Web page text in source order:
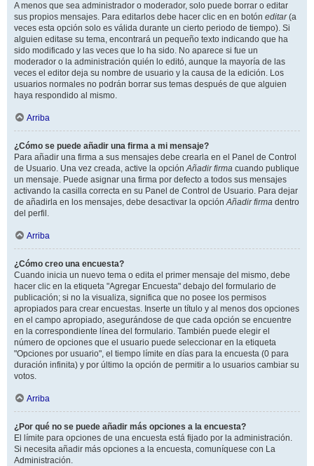
A menos que sea administrador o moderador, solo puede borrar o editar
sus propios mensajes. Para editarlos debe hacer clic en en botón editar(a
veces esta opción solo es válida durante un cierto periodo de tiempo). Si
alguien editase su tema, encontrará un pequeño texto indicando que ha
sido modificado y las veces que lo ha sido. No aparece si fue un
moderador o la administración quién lo editó, aunque la mayoría de las
veces el editor deja su nombre de usuario y la causa de la edición. Los
usuarios normales no podrán borrar sus temas después de que alguien
haya respondido al mismo.
Arriba
¿Cómo se puede añadir una firma a mi mensaje?
Para añadir una firma a sus mensajes debe crearla en el Panel de Control
de Usuario. Una vez creada, active la opciónAñadir firma cuando publique
un mensaje. Puede asignar una firma por defecto a todos sus mensajes
activando la casilla correcta en su Panel de Control de Usuario. Para dejar
de añadirla en los mensajes, debe desactivar la opciónAñadir firma dentro
del perfil.
Arriba
¿Cómo creo una encuesta?
Cuando inicia un nuevo tema o edita el primer mensaje del mismo, debe
hacer clic en la etiqueta "Agregar Encuesta" debajo del formulario de
publicación; si no la visualiza, significa que no posee los permisos
apropiados para crear encuestas. Inserte un título y al menos dos opciones
en el campo apropiado, asegurándose de que cada opción se encuentre
en la correspondiente línea del formulario. También puede elegir el
número de opciones que el usuario puede seleccionar en la etiqueta
"Opciones por usuario", el tiempo límite en días para la encuesta (0 para
duración infinita) y por último la opción de permitir a lo usuarios cambiar su
votos.
Arriba
¿Por qué no se puede añadir más opciones a la encuesta?
El límite para opciones de una encuesta está fijado por la administración.
Si necesita añadir más opciones a la encuesta, comuníquese con La
Administración.